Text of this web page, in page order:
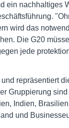
ein nachhaltiges
wird das
Die G20
jede
repräsentiert
Gruppierung
Indien,
und